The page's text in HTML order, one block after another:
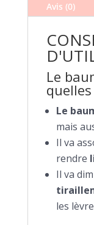
Avis (0)
Le
Le
mais
Il va
rendre
Il va
les